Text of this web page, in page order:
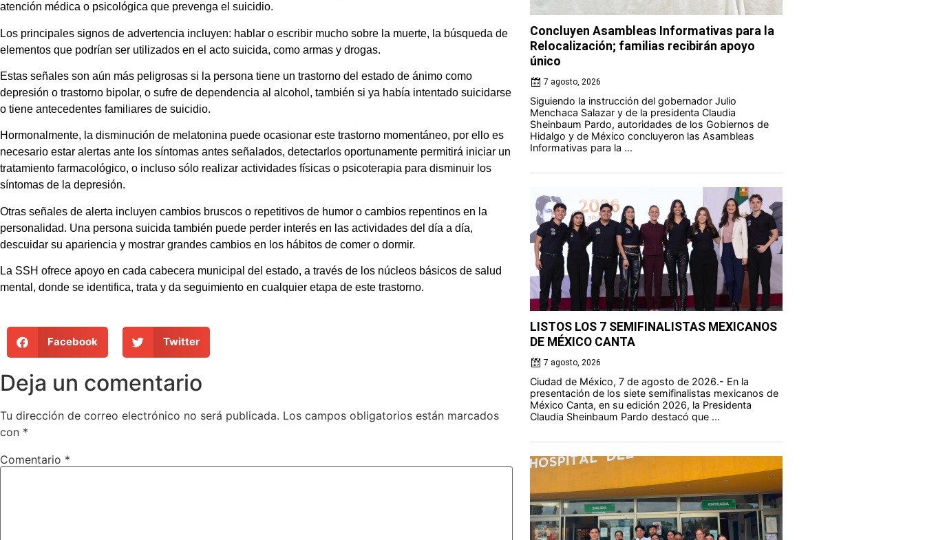
atención médica o psicológica que prevenga el suicidio.
Los principales signos de advertencia incluyen: hablar o escribir mucho sobre la muerte, la búsqueda de
elementos que podrían ser utilizados en el acto suicida, como armas y drogas.
Estas señales son aún más peligrosas si la persona tiene un trastorno del estado de ánimo como
depresión o trastorno bipolar, o sufre de dependencia al alcohol, también si ya había intentado suicidarse
o tiene antecedentes familiares de suicidio.
Hormonalmente, la disminución de melatonina puede ocasionar este trastorno momentáneo, por ello es
necesario estar alertas ante los síntomas antes señalados, detectarlos oportunamente permitirá iniciar un
tratamiento farmacológico, o incluso sólo realizar actividades físicas o psicoterapia para disminuir los
síntomas de la depresión.
Otras señales de alerta incluyen cambios bruscos o repetitivos de humor o cambios repentinos en la
personalidad. Una persona suicida también puede perder interés en las actividades del día a día,
descuidar su apariencia y mostrar grandes cambios en los hábitos de comer o dormir.
La SSH ofrece apoyo en cada cabecera municipal del estado, a través de los núcleos básicos de salud
mental, donde se identifica, trata y da seguimiento en cualquier etapa de este trastorno.
Facebook Twitter
Deja un comentario
Tu dirección de correo electrónico no será publicada. Los campos obligatorios están marcados
con *
Comentario *
Concluyen Asambleas Informativas para la
Relocalización; familias recibirán apoyo
único
7 agosto, 2026
Siguiendo la instrucción del gobernador Julio
Menchaca Salazar y de la presidenta Claudia
Sheinbaum Pardo, autoridades de los Gobiernos de
Hidalgo y de México concluyeron las Asambleas
Informativas para la ...
LISTOS LOS 7 SEMIFINALISTAS MEXICANOS
DE MÉXICO CANTA
7 agosto, 2026
Ciudad de México, 7 de agosto de 2026.- En la
presentación de los siete semifinalistas mexicanos de
México Canta, en su edición 2026, la Presidenta
Claudia Sheinbaum Pardo destacó que ...